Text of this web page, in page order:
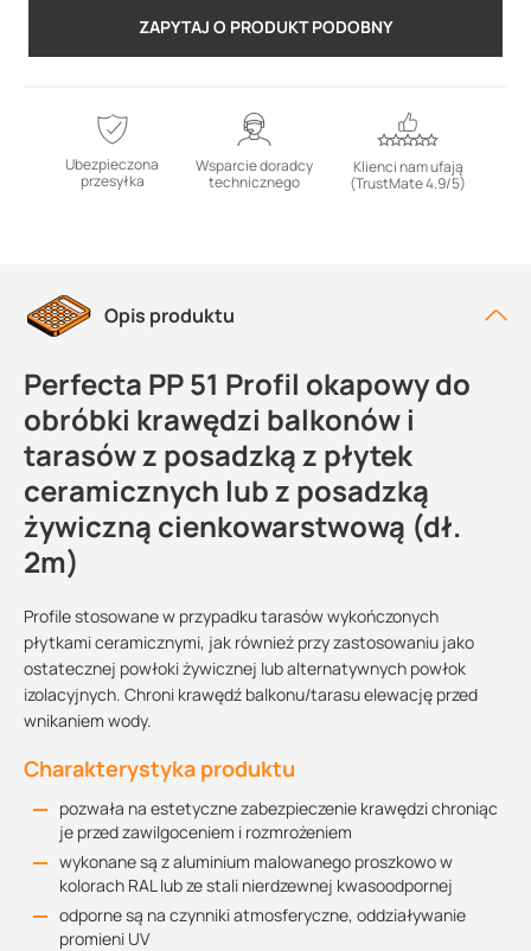
ZAPYTAJ O PRODUKT PODOBNY
Ubezpieczona
przesyłka
Wsparcie doradcy
technicznego
Klienci nam ufają
(TrustMate 4.9/5)
Opis produktu
Perfecta PP 51 Profil okapowy do
obróbki krawędzi balkonów i
tarasów z posadzką z płytek
ceramicznych lub z posadzką
żywiczną cienkowarstwową (dł.
2m)
Profile stosowane w przypadku tarasów wykończonych
płytkami ceramicznymi, jak również przy zastosowaniu jako
ostatecznej powłoki żywicznej lub alternatywnych powłok
izolacyjnych. Chroni krawędź balkonu/tarasu elewację przed
wnikaniem wody.
Charakterystyka produktu
pozwała na estetyczne zabezpieczenie krawędzi chroniąc
je przed zawilgoceniem i rozmrożeniem
wykonane są z aluminium malowanego proszkowo w
kolorach RAL lub ze stali nierdzewnej kwasoodpornej
odporne są na czynniki atmosferyczne, oddziaływanie
promieni UV